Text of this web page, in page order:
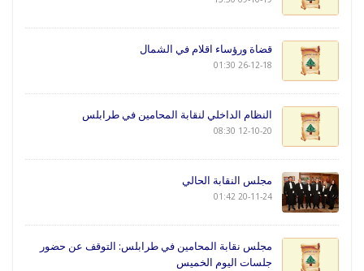
قضاة ورؤساء اقلام في الشمال
26-12-18 01:30
النظام الداخلي لنقابة المحامين في طرابلس
12-10-20 08:30
مجلس النقابة الحالي
20-11-24 01:42
مجلس نقابة المحامين في طرابلس: التوقف عن حضور
جلسات اليوم الخميس